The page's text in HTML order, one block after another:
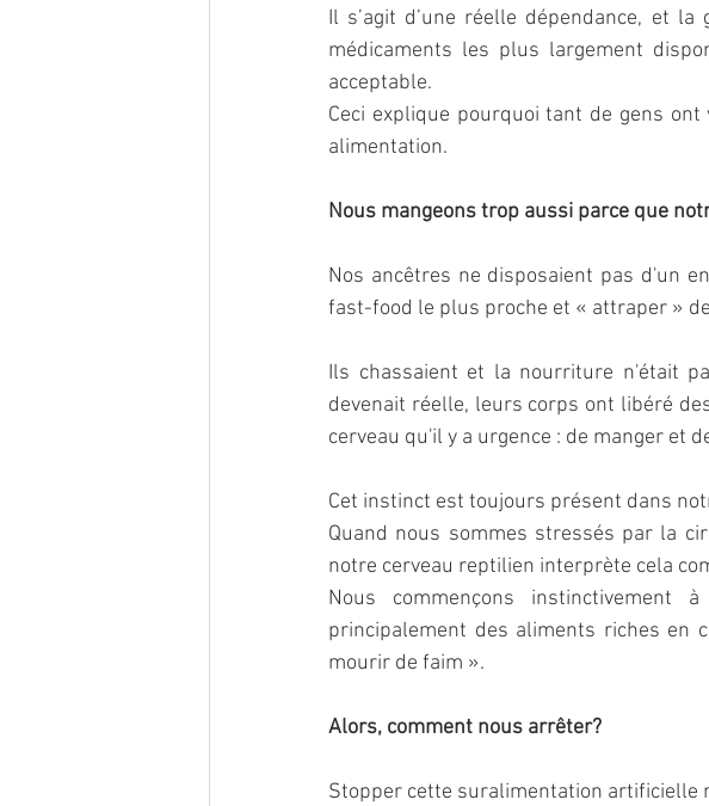
Il s’agit d’une réelle dépendance, et
médicaments les plus largement
acceptable.
Ceci explique pourquoi tant de gens
alimentation.
Nous mangeons trop aussi parce que
Nos ancêtres ne disposaient pas d'un
fast-food le plus proche et « attraper »
Ils chassaient et la nourriture n'était
devenait réelle, leurs corps ont libéré
cerveau qu'il y a urgence : de manger et
Cet instinct est toujours présent dans
Quand nous sommes stressés par la
notre cerveau reptilien interprète cela
Nous commençons
principalement des aliments riches en
mourir de faim ».
Alors, comment nous arrêter?
Stopper cette suralimentation artificielle